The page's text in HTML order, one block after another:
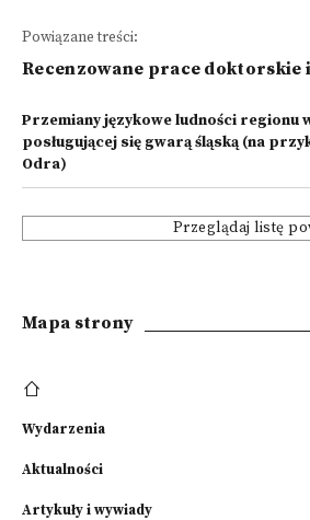
Powiązane treści:
Recenzowane prace
Przemiany językowe ludności regionu
posługującej się gwarą śląską (na
Odra)
Przeglądaj listę
Mapa strony
Wydarzenia
Aktualności
Artykuły i wywiady